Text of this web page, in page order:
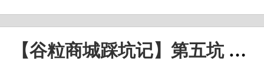
【谷粒商城踩坑记】第五坑 拖拽组件三级菜单拖不了问题